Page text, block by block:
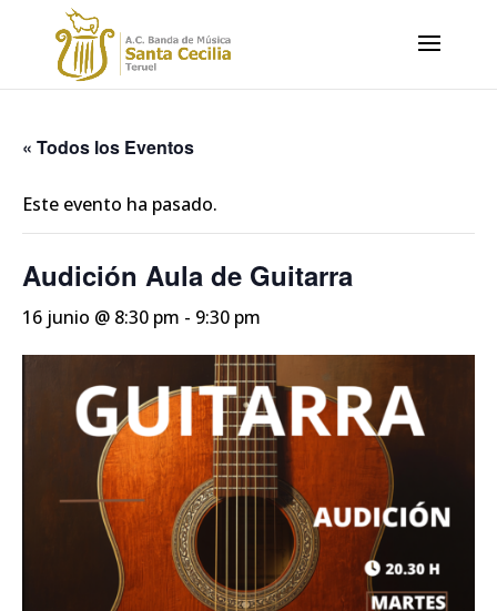
« Todos los Eventos
Este evento ha pasado.
Audición Aula de Guitarra
16 junio @ 8:30 pm - 9:30 pm